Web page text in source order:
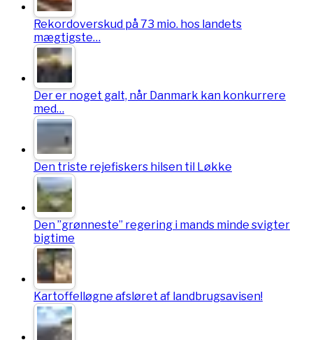
Rekordoverskud på 73 mio. hos landets
mægtigste…
Der er noget galt, når Danmark kan konkurrere
med…
Den triste rejefiskers hilsen til Løkke
Den ”grønneste” regering i mands minde svigter
bigtime
Kartoffelløgne afsløret af landbrugsavisen!